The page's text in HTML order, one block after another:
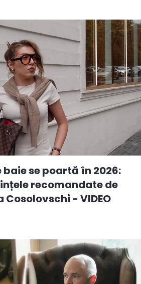
baie se poartă în 2026:
recomandate de
- VIDEO